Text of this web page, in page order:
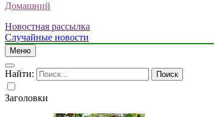
Домашний
Новостная рассылка
Случайные новости
Меню
Найти:
Заголовки